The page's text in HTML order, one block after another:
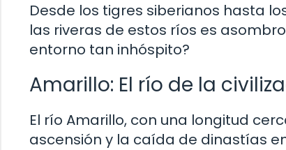
Desde los tigres siberianos hasta
las riveras de estos ríos es
entorno tan inhóspito?
Amarillo: El río de la
El río Amarillo, con una longitud
ascensión y la caída de dinastías